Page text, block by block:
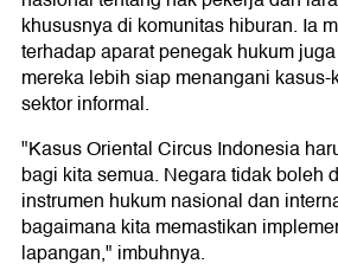
khususnya di komunitas hiburan. Ia
terhadap aparat penegak hukum
mereka lebih siap menangani
sektor informal.
"Kasus Oriental Circus Indonesia
bagi kita semua. Negara tidak boleh
instrumen hukum nasional dan
bagaimana kita memastikan
lapangan," imbuhnya.